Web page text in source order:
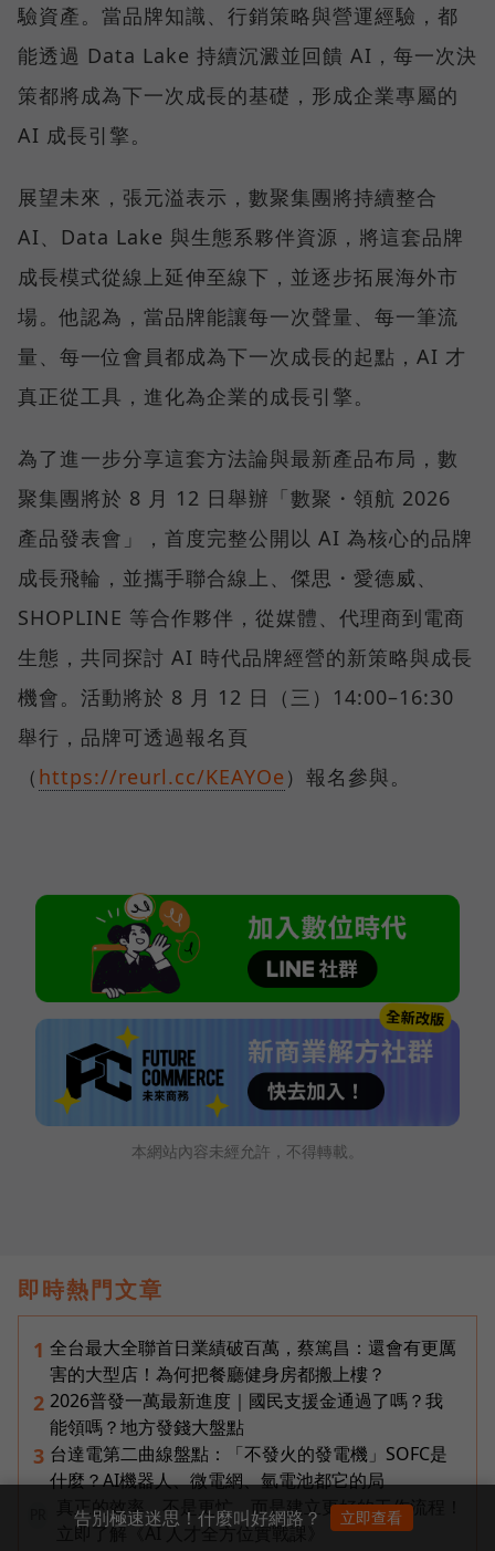
驗資產。當品牌知識、行銷策略與營運經驗，都
能透過 Data Lake 持續沉澱並回饋 AI，每一次決
策都將成為下一次成長的基礎，形成企業專屬的
AI 成長引擎。
展望未來，張元溢表示，數聚集團將持續整合
AI、Data Lake 與生態系夥伴資源，將這套品牌
成長模式從線上延伸至線下，並逐步拓展海外市
場。他認為，當品牌能讓每一次聲量、每一筆流
量、每一位會員都成為下一次成長的起點，AI 才
真正從工具，進化為企業的成長引擎。
為了進一步分享這套方法論與最新產品布局，數
聚集團將於 8 月 12 日舉辦「數聚・領航 2026
產品發表會」，首度完整公開以 AI 為核心的品牌
成長飛輪，並攜手聯合線上、傑思・愛德威、
SHOPLINE 等合作夥伴，從媒體、代理商到電商
生態，共同探討 AI 時代品牌經營的新策略與成長
機會。活動將於 8 月 12 日（三）14:00–16:30
舉行，品牌可透過報名頁
（ https://reurl.cc/KEAYOe ）報名參與。
本網站內容未經允許，不得轉載。
即時熱門文章
1 全台最大全聯首日業績破百萬，蔡篤昌：還會有更厲
害的大型店！為何把餐廳健身房都搬上樓？
2 2026普發一萬最新進度｜國民支援金通過了嗎？我
能領嗎？地方發錢大盤點
3 台達電第二曲線盤點：「不發火的發電機」SOFC是
什麼？AI機器人、微電網、氫電池都它的局
真正的效率，不是更忙，而是建立更好的工作流程！
立即了解《AI 人才全方位實戰課》
告別極速迷思！什麼叫好網路？ 立即查看